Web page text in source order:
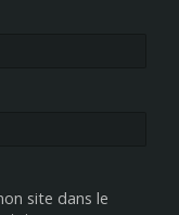
site dans le